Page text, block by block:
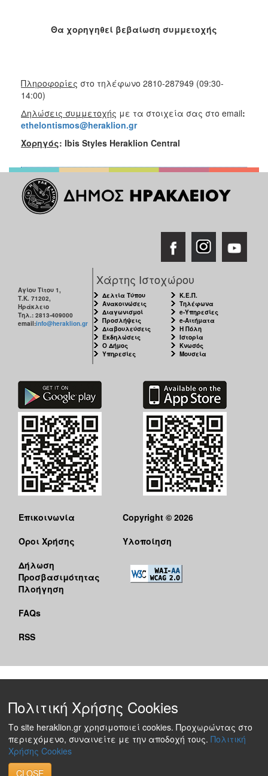
Θα χορηγηθεί βεβαίωση συμμετοχής
Πληροφορίες στο τηλέφωνο 2810-287949 (09:30-
14:00)
Δηλώσεις συμμετοχής με τα στοιχεία σας στο email:
ethelontismos@heraklion.gr
Χορηγός: Ibis Styles Heraklion Central
Αγίου Τίτου 1,
Τ.Κ. 71202,
Ηράκλειο
Τηλ.: 2813-409000
email:info@heraklion.gr
Χάρτης Ιστοχώρου
Δελτία Τύπου
Ανακοινώσεις
Διαγωνισμοί
Προσλήψεις
Διαβουλεύσεις
Εκδηλώσεις
Ο Δήμος
Υπηρεσίες
Κ.Ε.Π.
Τηλέφωνα
e-Υπηρεσίες
e-Αιτήματα
Η Πόλη
Ιστορία
Κνωσός
Μουσεία
Επικοινωνία
Όροι Χρήσης
Δήλωση
Προσβασιμότητας
Πλοήγηση
FAQs
RSS
Copyright © 2026
Υλοποίηση
Πολιτική Χρήσης Cookies
Το site heraklion.gr χρησιμοποιεί cookies. Προχωρώντας στο
περιεχόμενο, συναινείτε με την αποδοχή τους. Πολιτική
Χρήσης Cookies
CLOSE